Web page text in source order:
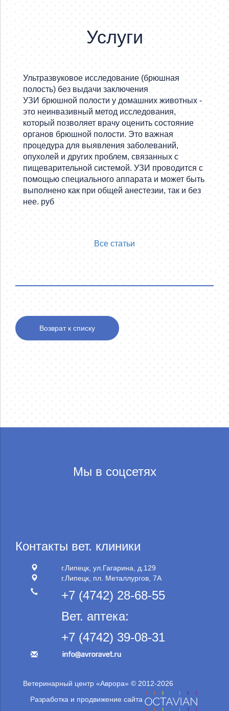
Услуги
Ультразвуковое исследование (брюшная
полость) без выдачи заключения
УЗИ брюшной полости у домашних животных -
это неинвазивный метод исследования,
который позволяет врачу оценить состояние
органов брюшной полости. Это важная
процедура для выявления заболеваний,
опухолей и других проблем, связанных с
пищеварительной системой. УЗИ проводится с
помощью специального аппарата и может быть
выполнено как при общей анестезии, так и без
нее. руб
Все статьи
Возврат к списку
Мы в соцсетях
Контакты вет. клиники
г.Липецк, ул.Гагарина, д.129
г.Липецк, пл. Металлургов, 7А
+7 (4742) 28-68-55
Вет. аптека:
+7 (4742) 39-08-31
Ветеринарный центр «Аврора» © 2012-2026
Разработка и продвижение сайта